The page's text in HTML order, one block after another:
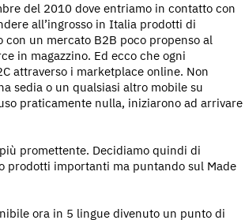
del 2010 dove entriamo in contatto con
all’ingrosso in Italia prodotti di
un mercato B2B poco propenso al
in magazzino. Ed ecco che ogni
attraverso i marketplace online. Non
sedia o un qualsiasi altro mobile su
praticamente nulla, iniziarono ad arrivare
promettente. Decidiamo quindi di
prodotti importanti ma puntando sul Made
ora in 5 lingue divenuto un punto di